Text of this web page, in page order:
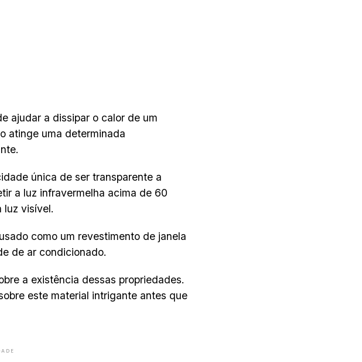
ajudar a dissipar o calor de um
atinge uma determinada
única de ser transparente a
a luz infravermelha acima de 60
luz visível.
como um revestimento de janela
de ar condicionado.
a existência dessas propriedades.
este material intrigante antes que